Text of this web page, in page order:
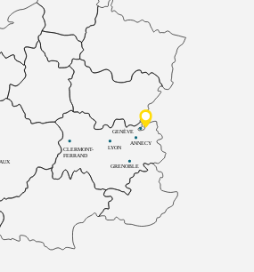
CLERMONT-
FERRAND
LYON
ANNECY
GRENOBLE
GENÈVE